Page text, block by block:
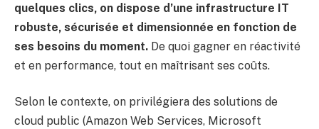
quelques clics, on dispose d’une infrastructure IT
robuste, sécurisée et dimensionnée en fonction de
ses besoins du moment. De quoi gagner en réactivité
et en performance, tout en maîtrisant ses coûts.
Selon le contexte, on privilégiera des solutions de
cloud public (Amazon Web Services, Microsoft